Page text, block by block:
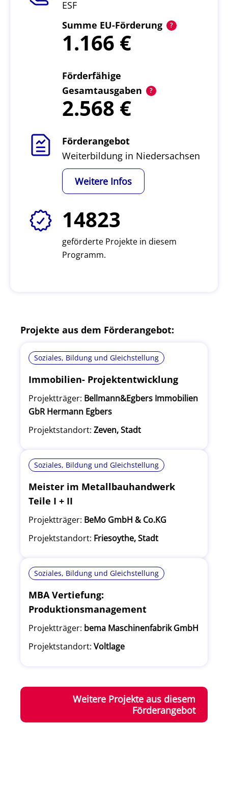
ESF
Summe EU-Förderung
1.166
Förderfähige
Gesamtausgaben
2.568
Förderangebot
Weiterbildung in Niedersachsen
Weitere Infos
14823
geförderte Projekte in diesem
Programm.
Projekte aus dem Förderangebot:
Soziales, Bildung und Gleichstellung
Immobilien- Projektentwicklung
Projektträger: Bellmann&Egbers Immobilien
GbR Hermann Egbers
Projektstandort: Zeven, Stadt
Soziales, Bildung und Gleichstellung
Meister im Metallbauhandwerk
Teile I + II
Projektträger: BeMo GmbH & Co.KG
Projektstandort: Friesoythe, Stadt
Soziales, Bildung und Gleichstellung
MBA Vertiefung:
Produktionsmanagement
Projektträger: bema Maschinenfabrik GmbH
Projektstandort: Voltlage
Weitere Projekte aus diesem
Förderangebot